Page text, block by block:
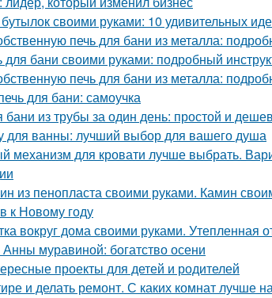
своими руками: 10 удивительных
печь для бани из металла:
для бани своими руками: подробный
печь для бани из металла:
для бани: самоучка
бани из трубы за один день: простой и
для ванны: лучший выбор для вашего душа
механизм для кровати лучше выбрать.
из пенопласта своими руками. Камин
к Новому году
вокруг дома своими руками. Утепленная
муравиной: богатство осени
проекты для детей и родителей
и делать ремонт. С каких комнат лучше